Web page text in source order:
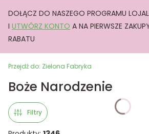
DOŁĄCZ DO NASZEGO PROGRAMU
I UTWÓRZ KONTO A NA PIERWSZE
RABATU
Przejdź do: Zielona Fabryka
Boże Narodzenie
Filtry